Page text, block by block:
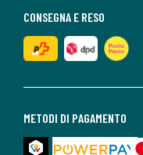
METODI DI PAGAMENTO
CONSEGNA E RESO